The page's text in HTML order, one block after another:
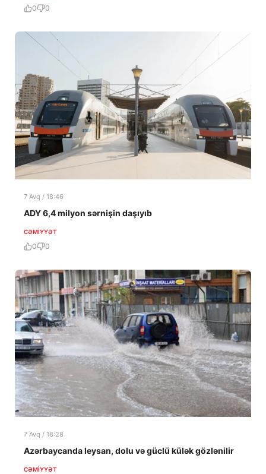
0 0
7 Avq / 18:46
ADY 6,4 milyon sərnişin daşıyıb
CƏMIYYƏT
0 0
7 Avq / 18:28
Azərbaycanda leysan, dolu və güclü külək gözlənilir
CƏMIYYƏT